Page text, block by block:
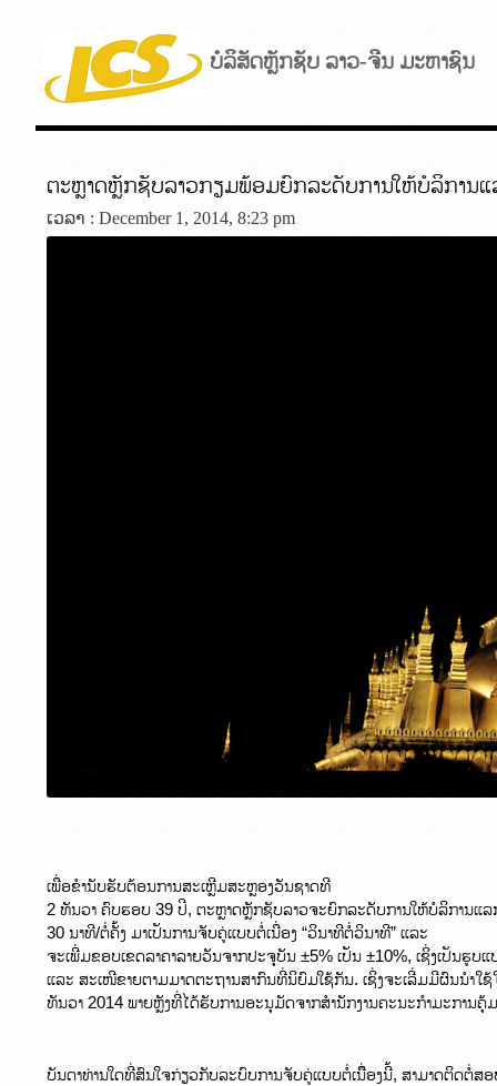
ບໍລິສັດຫຼັກຊັບ ລາວ-ຈີນ ມະຫາຊົນ
ຕະຫຼາດຫຼັກຊັບລາວກຽມພ້ອມຍົກລະດັບການໃຫ້ບໍລິການ
ເວລາ : December 1, 2014, 8:23 pm
ເພື່ອຂໍານັບຮັບຕ້ອນການສະເຫຼີມສະຫຼອງວັນຊາດທີ
2 ທັນວາ ຄົບຮອບ 39 ປີ, ຕະຫຼາດຫຼັກຊັບລາວຈະຍົກລະດັບການໃຫ້ບໍລິການແ
30 ນາທີ/ຕໍ່ຄັ້ງ ມາເປັນການຈັບຄູ່ແບບຕໍ່ເນື່ອງ “ວິນາທີຕໍ່ວິນາທີ” ແລະ
ຈະເພີ່ມຂອບເຂດລາຄາລາຍວັນຈາກປະຈຸບັນ ±5% ເປັນ ±10%, ເຊິ່ງເປັນຮູບ
ແລະ ສະເໜີຂາຍຕາມມາດຕະຖານສາກົນທີ່ນິຍົມໃຊ້ກັນ. ເຊິ່ງຈະເລີ່ມມີຜົນນຳໃ
ບັນດາທ່ານໃດທີ່ສົນໃຈກ່ຽວກັບລະບົບການຈັບຄູ່ແບບຕໍ່ເນື່ຶອງນີ້, ສາມາດຕິດຕໍ່